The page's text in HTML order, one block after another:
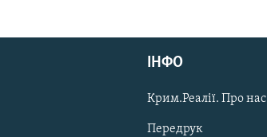
ІНФО
Крим.Реалії. Про нас
Передрук